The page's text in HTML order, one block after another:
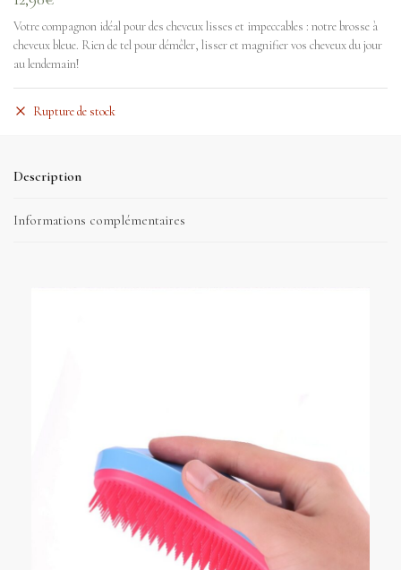
Votre compagnon idéal pour des cheveux lisses et impeccables : notre brosse à
cheveux bleue. Rien de tel pour démêler, lisser et magnifier vos cheveux du jour
au lendemain!
Rupture de stock
Description
Informations complémentaires